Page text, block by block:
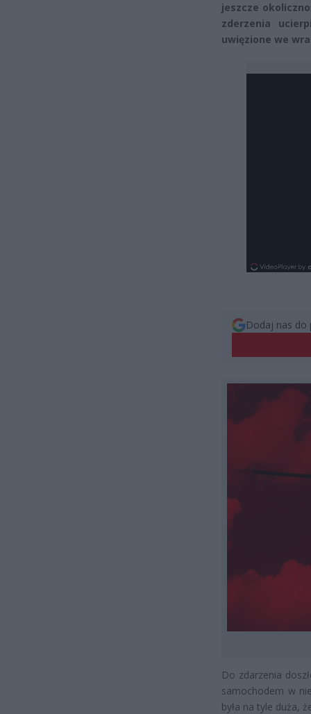
jeszcze
zderzenia
uwięzione we
Dodaj nas do
Do zdarzenia
samochodem w
była na tyle duża,